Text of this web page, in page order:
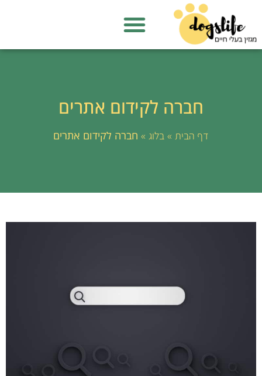
חברה לקידום אתרים
דף הבית » בלוג » חברה לקידום אתרים